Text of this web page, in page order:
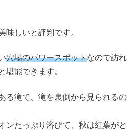
味しいと評判です。
穴場のパワースポットなので訪れ
堪能できます。
る滝で、滝を裏側から見られるの
ンたっぷり浴びて、秋は紅葉がと